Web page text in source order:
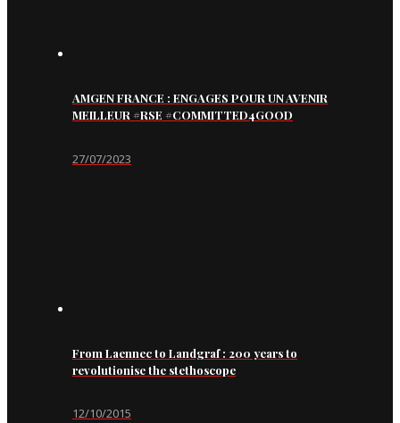
AMGEN FRANCE : ENGAGES POUR UN AVENIR
MEILLEUR #RSE #COMMITTED4GOOD
27/07/2023
From Laennec to Landgraf : 200 years to
revolutionise the stethoscope
12/10/2015